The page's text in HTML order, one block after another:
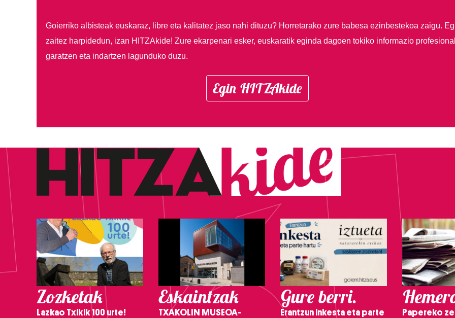
Goierriko albisteak euskaraz, libre eta kalitatez jaso nahi dituzu? Horretarako zure babesa ezinbestekoa zaigu.
zaitez harpidedun, izan HITZAkide! Zure ekarpenari esker, euskaratik eginda dagoen tokiko informazio
garatzen eta indartzen lagunduko duzu.
Egin HITZAkide
Zozketak
Lazkao Txikik 100 urte!
Eskaintzak
TXAKOLIN MUSEOA-
Gure berri.
Erantzun inkesta eta parte
Papereko